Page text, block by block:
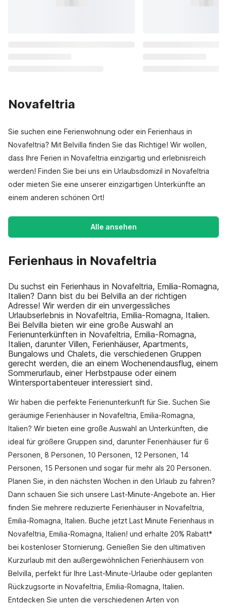
Novafeltria
Sie suchen eine Ferienwohnung oder ein Ferienhaus in
Novafeltria? Mit Belvilla finden Sie das Richtige! Wir wollen,
dass Ihre Ferien in Novafeltria einzigartig und erlebnisreich
werden! Finden Sie bei uns ein Urlaubsdomizil in Novafeltria
oder mieten Sie eine unserer einzigartigen Unterkünfte an
einem anderen schönen Ort!
Alle ansehen
Ferienhaus in Novafeltria
Du suchst ein Ferienhaus in Novafeltria, Emilia-Romagna,
Italien? Dann bist du bei Belvilla an der richtigen
Adresse! Wir werden dir ein unvergessliches
Urlaubserlebnis in Novafeltria, Emilia-Romagna, Italien.
Bei Belvilla bieten wir eine große Auswahl an
Ferienunterkünften in Novafeltria, Emilia-Romagna,
Italien, darunter Villen, Ferienhäuser, Apartments,
Bungalows und Chalets, die verschiedenen Gruppen
gerecht werden, die an einem Wochenendausflug, einem
Sommerurlaub, einer Herbstpause oder einem
Wintersportabenteuer interessiert sind.
Wir haben die perfekte Ferienunterkunft für Sie. Suchen Sie
geräumige Ferienhäuser in Novafeltria, Emilia-Romagna,
Italien? Wir bieten eine große Auswahl an Unterkünften, die
ideal für größere Gruppen sind, darunter Ferienhäuser für 6
Personen, 8 Personen, 10 Personen, 12 Personen, 14
Personen, 15 Personen und sogar für mehr als 20 Personen.
Planen Sie, in den nächsten Wochen in den Urlaub zu fahren?
Dann schauen Sie sich unsere Last-Minute-Angebote an. Hier
finden Sie mehrere reduzierte Ferienhäuser in Novafeltria,
Emilia-Romagna, Italien. Buche jetzt Last Minute Ferienhaus in
Novafeltria, Emilia-Romagna, Italien! und erhalte 20% Rabatt*
bei kostenloser Stornierung. Genießen Sie den ultimativen
Kurzurlaub mit den außergewöhnlichen Ferienhäusern von
Belvilla, perfekt für Ihre Last-Minute-Urlaube oder geplanten
Rückzugsorte in Novafeltria, Emilia-Romagna, Italien.
Entdecken Sie unten die verschiedenen Arten von